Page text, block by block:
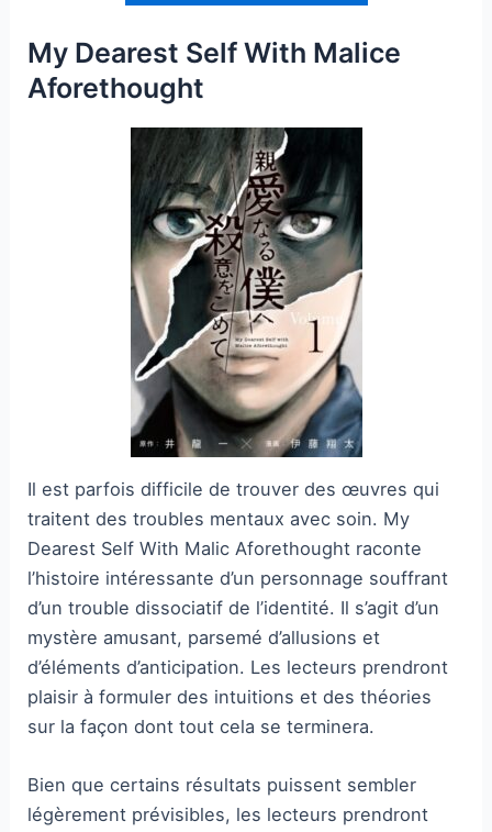
My Dearest Self With Malice
Aforethought
Il est parfois difficile de trouver des œuvres qui
traitent des troubles mentaux avec soin. My
Dearest Self With Malic Aforethought raconte
l’histoire intéressante d’un personnage souffrant
d’un trouble dissociatif de l’identité. Il s’agit d’un
mystère amusant, parsemé d’allusions et
d’éléments d’anticipation. Les lecteurs prendront
plaisir à formuler des intuitions et des théories
sur la façon dont tout cela se terminera.
Bien que certains résultats puissent sembler
légèrement prévisibles, les lecteurs prendront